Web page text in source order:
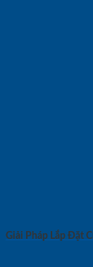
Giải Pháp Lắp Đặt